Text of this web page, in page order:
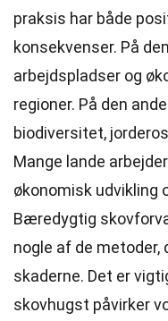
praksis har både
konsekvenser. På
arbejdspladser og
regioner. På den
biodiversitet,
Mange lande
økonomisk udvikling
Bæredygtig
nogle af de metoder,
skaderne. Det er
skovhugst påvirker